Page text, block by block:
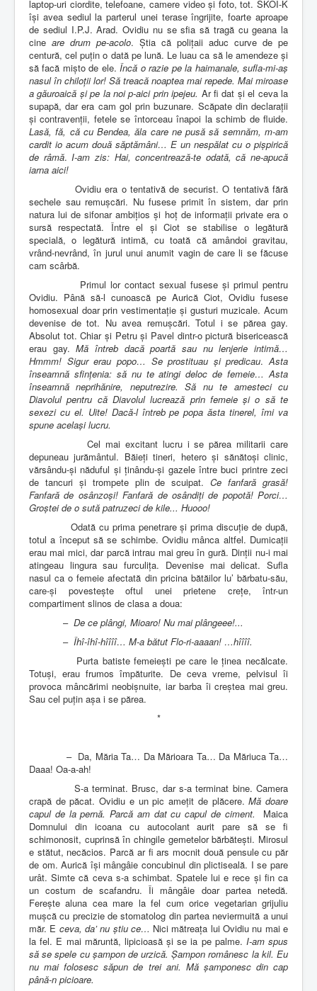
laptop-uri ciordite, telefoane, camere video și foto, tot. SKOI-K
își avea sediul la parterul unei terase îngrijite, foarte aproape
de sediul I.P.J. Arad. Ovidiu nu se sfia să tragă cu geana la
cine are drum pe-acolo. Știa că polițaii aduc curve de pe
centură, cel puțin o dată pe lună. Le luau ca să le amendeze și
să facă mișto de ele.Încă o razie pe la haimanale, sufla-mi-aș
nasul în chiloții lor! Să treacă noaptea mai repede. Mai miroase
a găuroaică și pe la noi p-aici prin ipejeu. Ar fi dat și el ceva la
supapă, dar era cam gol prin buzunare. Scăpate din declarații
și contravenții, fetele se întorceau înapoi la schimb de fluide.
Lasă, fă, că cu Bendea, ăla care ne pusă să semnăm, m-am
cardit io acum două săptămâni… E un nespălat cu o pișpirică
de râmă.I-am zis: Hai, concentrează-te odată, că ne-apucă
iarna aici!
Ovidiu era o tentativă de securist. O tentativă fără
sechele sau remușcări. Nu fusese primit în sistem, dar prin
natura lui de sifonar ambițios și hoț de informații private era o
sursă respectată. Între el și Ciot se stabilise o legătură
specială, o legătură intimă, cu toată că amândoi gravitau,
vrând-nevrând, în jurul unui anumit vagin de care li se făcuse
cam scârbă.
Primul lor contact sexual fusese și primul pentru
Ovidiu. Până să-l cunoască pe Aurică Ciot, Ovidiu fusese
homosexual doar prin vestimentație și gusturi muzicale. Acum
devenise de tot. Nu avea remușcări. Totul i se părea gay.
Absolut tot. Chiar și Petru și Pavel dintr-o pictură bisericească
erau gay.Mă întreb dacă poartă sau nu lenjerie intimă…
Hmmm! Sigur erau popo… Se prostituau și predicau.Asta
înseamnă sfințenia: să nu te atingi deloc de femeie… Asta
înseamnă neprihănire, neputrezire. Să nu te amesteci cu
Diavolul pentru că Diavolul lucrează prin femeie și o să te
sexezi cu el. Uite! Dacă-l întreb pe popa ăsta tinerel, îmi va
spune același lucru.
Cel mai excitant lucru i se părea militarii care
depuneau jurământul. Băieți tineri, hetero și sănătoși clinic,
vărsându-și năduful și ținându-și gazele între buci printre zeci
de tancuri și trompete plin de scuipat.Ce fanfară grasă!
Fanfară de osânzoși! Fanfară de osândiți de popotă! Porci…
Groștei de o sută patruzeci de kile... Huooo!
Odată cu prima penetrare și prima discuție de după,
totul a început să se schimbe. Ovidiu mânca altfel. Dumicații
erau mai mici, dar parcă intrau mai greu în gură. Dinții nu-i mai
atingeau lingura sau furculița. Devenise mai delicat. Sufla
nasul ca o femeie afectată din pricina bătăilor lu’ bărbatu-său,
care-și povestește oftul unei prietene crețe, într-un
compartiment slinos de clasa a doua:
– De ce plângi, Mioaro! Nu mai plângeee!...
– Îhî-îhî-hîîîî… M-a bătut Flo-ri-aaaan! …hîîîî.
Purta batiste femeiești pe care le ținea necălcate.
Totuși, erau frumos împăturite. De ceva vreme, pelvisul îi
provoca mâncărimi neobișnuite, iar barba îi creștea mai greu.
Sau cel puțin așa i se părea.
*
– Da, Măria Ta… Da Mărioara Ta… Da Măriuca Ta…
Daaa! Oa-a-ah!
S-a terminat. Brusc, dar s-a terminat bine. Camera
crapă de păcat. Ovidiu e un pic amețit de plăcere.Mă doare
capul de la pernă. Parcă am dat cu capul de ciment.
Maica
Domnului din icoana cu autocolant aurit pare să se fi
schimonosit, cuprinsă în chingile gemetelor bărbătești. Mirosul
e stătut, necăcios. Parcă ar fi ars mocnit două pensule cu păr
de om. Aurică își mângâie concubinul din plictiseală. I se pare
urât. Simte că ceva s-a schimbat. Spatele lui e rece și fin ca
un costum de scafandru. Îi mângâie doar partea netedă.
Ferește aluna cea mare la fel cum orice vegetarian grijuliu
mușcă cu precizie de stomatolog din partea neviermuită a unui
măr. E ceva, da’ nu știu ce… Nici mătreața lui Ovidiu nu mai e
la fel. E mai măruntă, lipicioasă și se ia pe palme. I-am spus
să se spele cu șampon de urzică. Șampon românesc la kil. Eu
nu mai folosesc săpun de trei ani. Mă șamponesc din cap
până-n picioare.